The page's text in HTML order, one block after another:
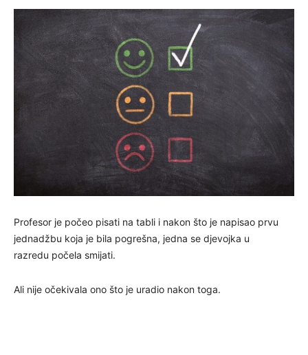
Profesor je počeo pisati na tabli i nakon što je napisao prvu
jednadžbu koja je bila pogrešna, jedna se djevojka u
razredu počela smijati.
Ali nije očekivala ono što je uradio nakon toga.